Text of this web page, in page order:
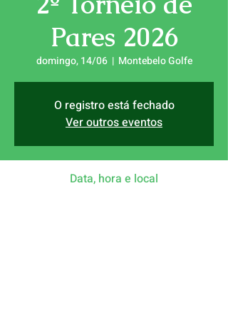
Pares 2026
domingo, 14/06
  |
Montebelo Golfe
O registro está fechado
Ver outros eventos
Data, hora e local